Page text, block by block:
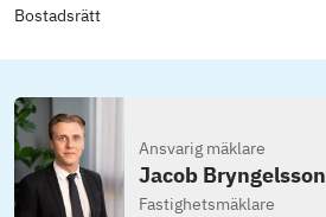
Bostadsrätt
Ansvarig mäklare
Jacob Bryngelsson
Fastighetsmäklare